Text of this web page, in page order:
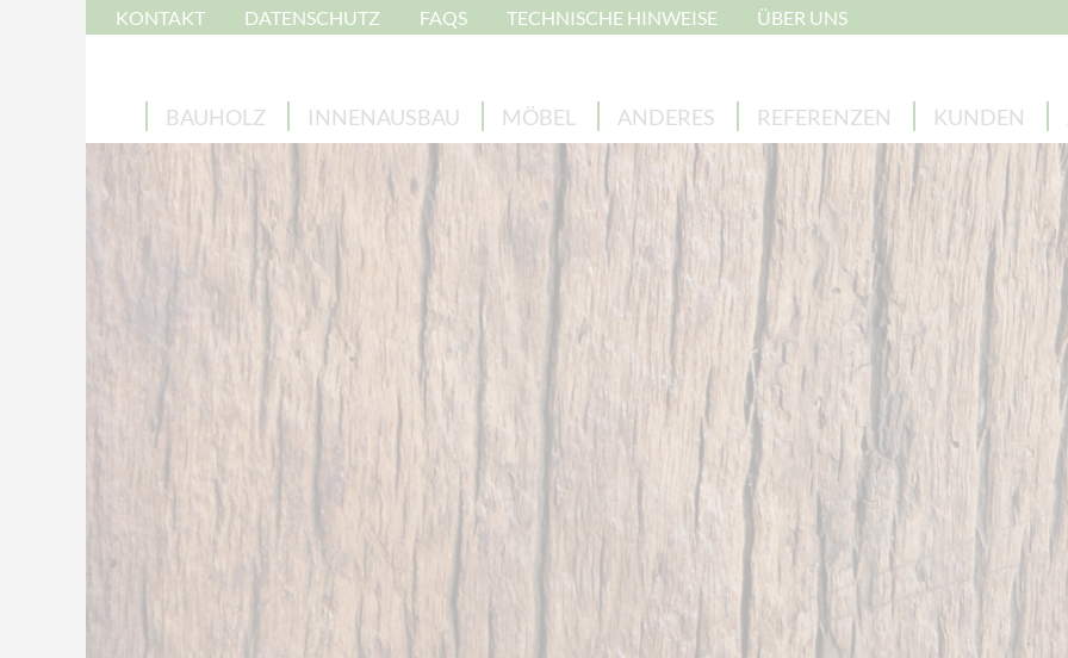
KONTAKT DATENSCHUTZ FAQS TECHNISCHE HINWEISE ÜBER UNS
BAUHOLZ INNENAUSBAU MÖBEL ANDERES REFERENZEN KUNDEN